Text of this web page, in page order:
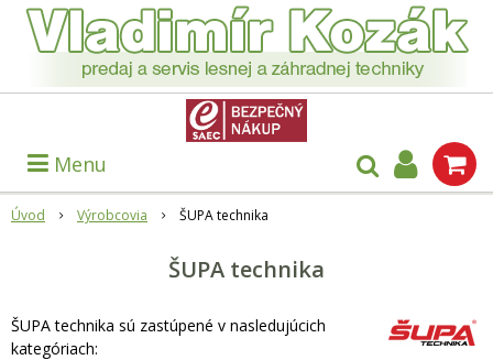
Menu
Úvod Výrobcovia ŠUPA technika
ŠUPA technika
ŠUPA technika sú zastúpené v nasledujúcich
kategóriach: